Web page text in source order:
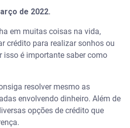
de 2022.
em muitas coisas na vida,
crédito para realizar sonhos ou
isso é importante saber como
resolver mesmo as
envolvendo dinheiro. Além de
opções de crédito que